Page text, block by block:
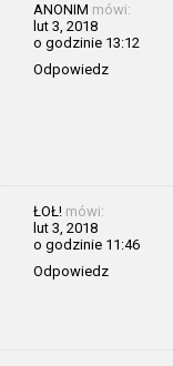
ANONIM mówi:
lut 3, 2018
o godzinie 13:12
Odpowiedz
ŁOŁ! mówi:
lut 3, 2018
o godzinie 11:46
Odpowiedz